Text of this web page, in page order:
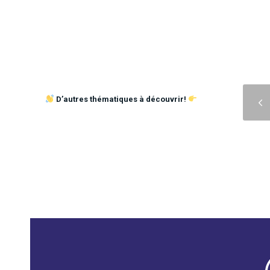
D’autres thématiques à découvrir!
Précédent